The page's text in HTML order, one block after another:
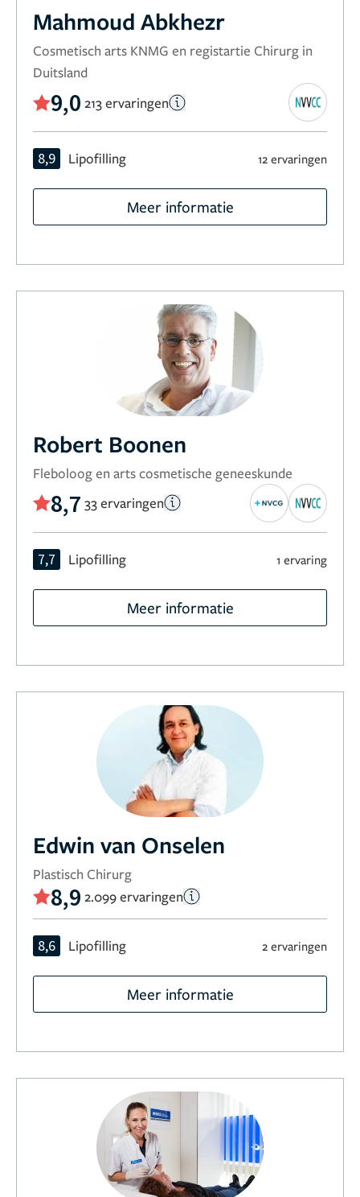
Mahmoud Abkhezr
Cosmetisch arts KNMG en registartie Chirurg in
Duitsland
9,0 213 ervaringen
8,9 Lipofilling 12 ervaringen
Meer informatie
Robert Boonen
Fleboloog en arts cosmetische geneeskunde
8,7 33 ervaringen
7,7 Lipofilling 1 ervaring
Meer informatie
Edwin van Onselen
Plastisch Chirurg
8,9 2.099 ervaringen
8,6 Lipofilling 2 ervaringen
Meer informatie